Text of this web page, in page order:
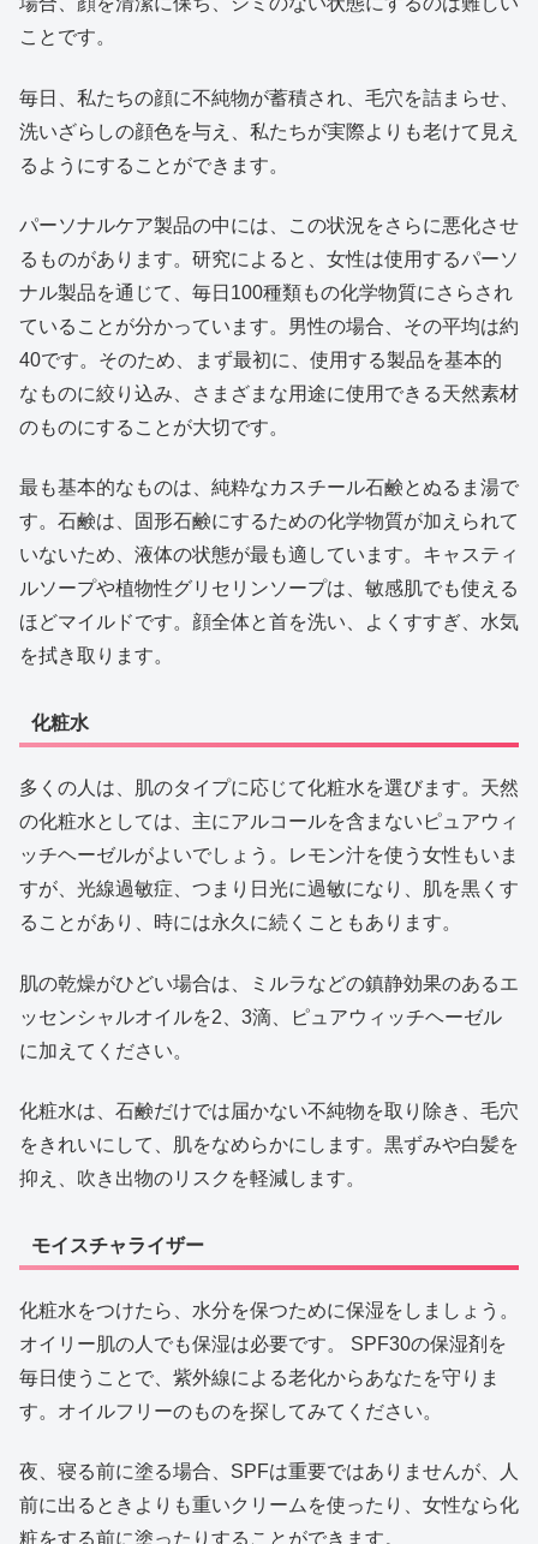
ことです。
毎日、私たちの顔に不純物が蓄積され、毛穴を詰まらせ、
洗いざらしの顔色を与え、私たちが実際よりも老けて見え
るようにすることができます。
パーソナルケア製品の中には、この状況をさらに悪化させ
るものがあります。研究によると、女性は使用するパーソ
ナル製品を通じて、毎日100種類もの化学物質にさらされ
ていることが分かっています。男性の場合、その平均は約
40です。そのため、まず最初に、使用する製品を基本的
なものに絞り込み、さまざまな用途に使用できる天然素材
のものにすることが大切です。
最も基本的なものは、純粋なカスチール石鹸とぬるま湯で
す。石鹸は、固形石鹸にするための化学物質が加えられて
いないため、液体の状態が最も適しています。キャスティ
ルソープや植物性グリセリンソープは、敏感肌でも使える
ほどマイルドです。顔全体と首を洗い、よくすすぎ、水気
を拭き取ります。
化粧水
多くの人は、肌のタイプに応じて化粧水を選びます。天然
の化粧水としては、主にアルコールを含まないピュアウィ
ッチヘーゼルがよいでしょう。レモン汁を使う女性もいま
すが、光線過敏症、つまり日光に過敏になり、肌を黒くす
ることがあり、時には永久に続くこともあります。
肌の乾燥がひどい場合は、ミルラなどの鎮静効果のあるエ
ッセンシャルオイルを2、3滴、ピュアウィッチヘーゼル
に加えてください。
化粧水は、石鹸だけでは届かない不純物を取り除き、毛穴
をきれいにして、肌をなめらかにします。黒ずみや白髪を
抑え、吹き出物のリスクを軽減します。
モイスチャライザー
化粧水をつけたら、水分を保つために保湿をしましょう。
オイリー肌の人でも保湿は必要です。 SPF30の保湿剤を
毎日使うことで、紫外線による老化からあなたを守りま
す。オイルフリーのものを探してみてください。
夜、寝る前に塗る場合、SPFは重要ではありませんが、人
前に出るときよりも重いクリームを使ったり、女性なら化
粧をする前に塗ったりすることができます。